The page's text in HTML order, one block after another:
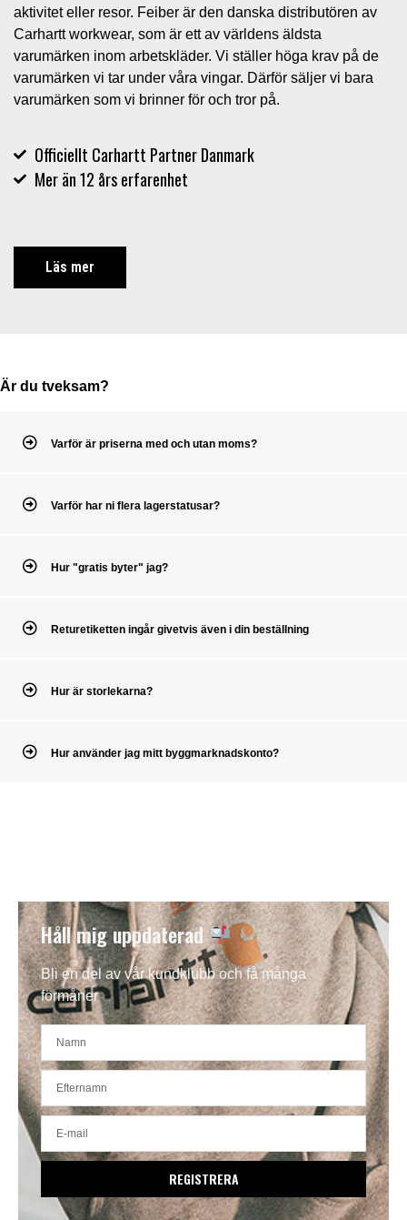
aktivitet eller resor. Feiber är den danska distributören av
Carhartt workwear, som är ett av världens äldsta
varumärken inom arbetskläder. Vi ställer höga krav på de
varumärken vi tar under våra vingar. Därför säljer vi bara
varumärken som vi brinner för och tror på.
Officiellt Carhartt Partner Danmark
Mer än 12 års erfarenhet
Läs mer
Är du tveksam?
Varför är priserna med och utan moms?
Varför har ni flera lagerstatusar?
Hur "gratis byter" jag?
Returetiketten ingår givetvis även i din beställning
Hur är storlekarna?
Hur använder jag mitt byggmarknadskonto?
Håll mig uppdaterad
Bli en del av vår kundklubb och få många
förmåner
REGISTRERA